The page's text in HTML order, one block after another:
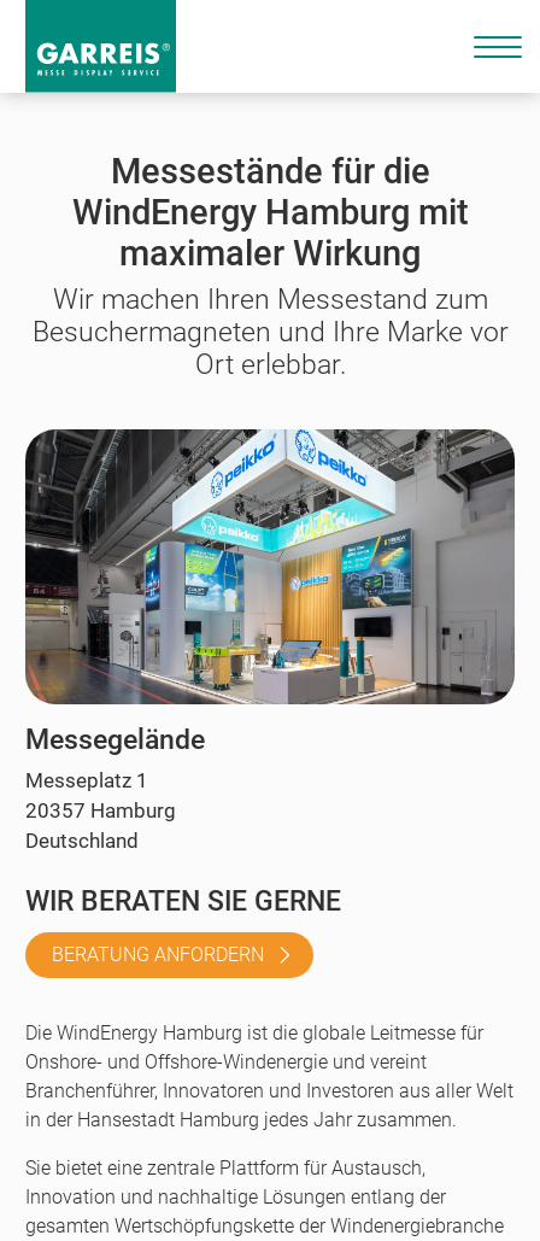
Messestände für die
WindEnergy Hamburg mit
maximaler Wirkung
Wir machen Ihren Messestand zum
Besuchermagneten und Ihre Marke vor
Ort erlebbar.
Messegelände
Messeplatz 1
20357 Hamburg
Deutschland
WIR BERATEN SIE GERNE
BERATUNG ANFORDERN
Die WindEnergy Hamburg ist die globale Leitmesse für
Onshore- und Offshore-Windenergie und vereint
Branchenführer, Innovatoren und Investoren aus aller Welt
in der Hansestadt Hamburg jedes Jahr zusammen.
Sie bietet eine zentrale Plattform für Austausch,
Innovation und nachhaltige Lösungen entlang der
gesamten Wertschöpfungskette der Windenergiebranche